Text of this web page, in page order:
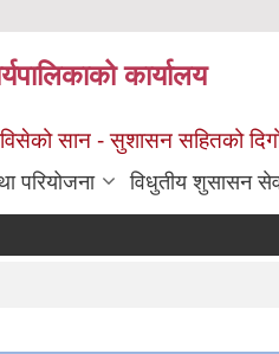
कार्यालय
सान - सुशासन सहितको
परियोजना विधुतीय शुसासन